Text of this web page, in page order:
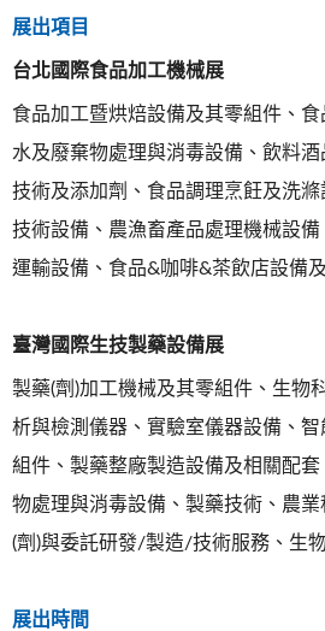
展出項目
台北國際食品加工機械展
食品加工暨烘焙設備及其零組件、
水及廢棄物處理與消毒設備、飲料
技術及添加劑、食品調理烹飪及洗
技術設備、農漁畜產品處理機械設
運輸設備、食品&咖啡&茶飲店設備
臺灣國際生技製藥設備展
製藥(劑)加工機械及其零組件、生物
析與檢測儀器、實驗室儀器設備、
組件、製藥整廠製造設備及相關配
物處理與消毒設備、製藥技術、農
(劑)與委託研發/製造/技術服務、生
展出時間